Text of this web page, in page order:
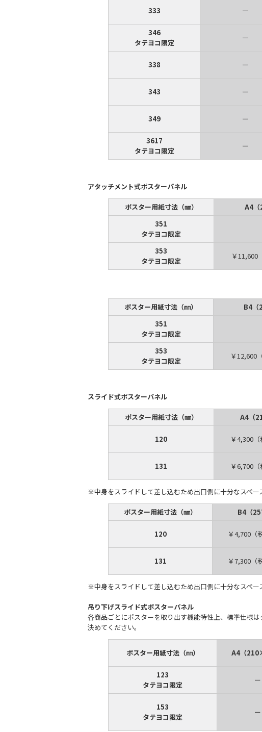
333 ー
346
タテヨコ限定
ー
338 ー
343 ー
349 ー
3617
タテヨコ限定
ー
アタッチメント式ポスターパネル
ポスター用紙寸法（㎜） A4（
351
タテヨコ限定
353
タテヨコ限定
￥11,600
ポスター用紙寸法（㎜） B4（
351
タテヨコ限定
353
タテヨコ限定
￥12,600
スライド式ポスターパネル
ポスター用紙寸法（㎜） A4（
120 ￥4,300（
131 ￥6,700（
※中身をスライドして差し込むため出口側に十分なスペー
ポスター用紙寸法（㎜） B4（
120 ￥4,700（
131 ￥7,300（
※中身をスライドして差し込むため出口側に十分なスペー
吊り下げスライド式ポスターパネル
各商品ごとにポスターを取り出す機能特性上、標準仕様
決めてください。
ポスター用紙寸法（㎜） A4（
123
タテヨコ限定
ー
153
タテヨコ限定
ー